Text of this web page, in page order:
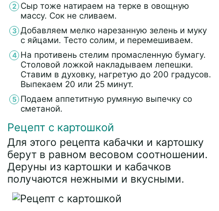
Сыр тоже натираем на терке в овощную
массу. Сок не сливаем.
Добавляем мелко нарезанную зелень и муку
с яйцами. Тесто солим, и перемешиваем.
На противень стелим промасленную бумагу.
Столовой ложкой накладываем лепешки.
Ставим в духовку, нагретую до 200 градусов.
Выпекаем 20 или 25 минут.
Подаем аппетитную румяную выпечку со
сметаной.
Рецепт с картошкой
Для этого рецепта кабачки и картошку
берут в равном весовом соотношении.
Деруны из картошки и кабачков
получаются нежными и вкусными.